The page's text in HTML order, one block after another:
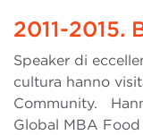
2011-2015.
Speaker di
cultura hanno
Community.
Global MBA